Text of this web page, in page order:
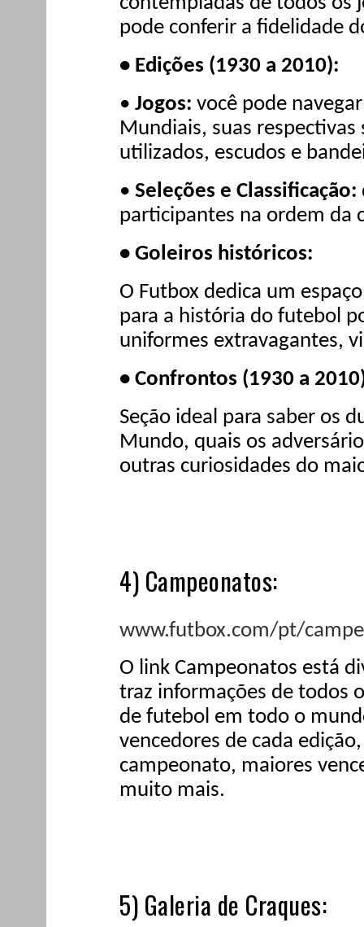
pode conferir a fidelidade
• Edições (1930 a 2010):
• Jogos: você pode
Mundiais, suas
utilizados, escudos e
• Seleções e Classificação:
participantes na ordem da
• Goleiros históricos:
O Futbox dedica um
para a história do futebol
uniformes extravagantes,
• Confrontos (1930 a
Seção ideal para saber os
Mundo, quais os
outras curiosidades do
4) Campeonatos:
www.futbox.com/pt/
O link Campeonatos está
traz informações de todos
de futebol em todo o
vencedores de cada
campeonato, maiores
muito mais.
5) Galeria de Craques: